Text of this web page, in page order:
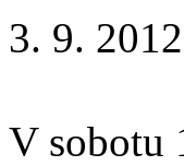
3. 9. 2012
V sobotu